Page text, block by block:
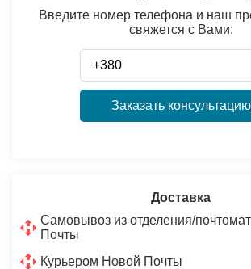
Введите номер телефона и наш
свяжется с Вами:
Заказать консультацию
Доставка
Самовывоз из отделения/
Почты
Курьером Новой Почты